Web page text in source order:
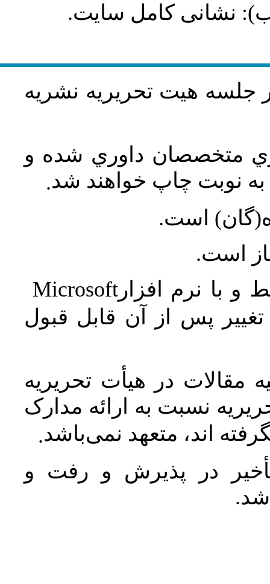
نشانی کامل سایت.
جلسه هيت تحريريه نشريه
متخصصان داوري شده و
نوبت چاپ خواهند شد.
است.
است.
و با نرم افزارMicrosoft
پس از آن قابل قبول
مقالات در هیأت تحریریه
نسبت به ارائه مدارک
اند، متعهد نمی‌باشد.
در پذیرش و رفت و
شد.